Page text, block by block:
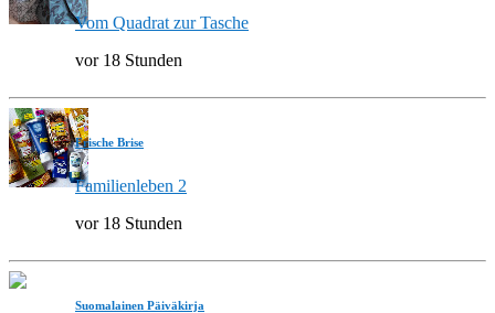
Vom Quadrat zur Tasche
vor 18 Stunden
Frische Brise
Familienleben 2
vor 18 Stunden
Suomalainen Päiväkirja